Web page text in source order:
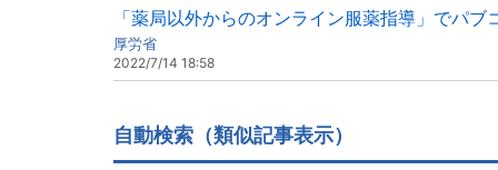
「薬局以外からのオンライン服薬指導」でパブ
厚労省
2022/7/14 18:58
自動検索（類似記事表示）